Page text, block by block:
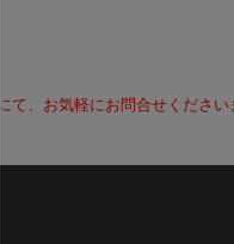
、お気軽にお問合せください